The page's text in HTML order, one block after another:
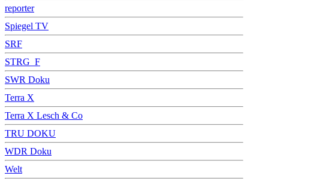
reporter
Spiegel TV
SRF
STRG_F
SWR Doku
Terra X
Terra X Lesch & Co
TRU DOKU
WDR Doku
Welt